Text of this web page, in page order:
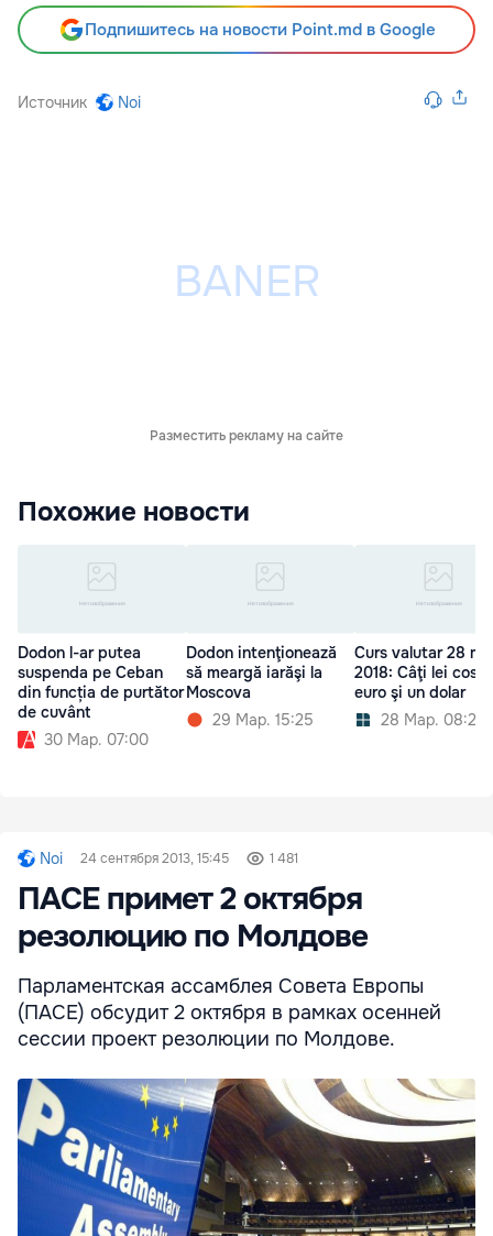
Подпишитесь на новости Point.md в Google
Источник Noi
Разместить рекламу на сайте
Похожие новости
Dodon l-ar putea
suspenda pe Ceban
din funcția de purtător
de cuvânt
30 Мар. 07:00
Dodon intenţionează
să meargă iarăşi la
Moscova
29 Мар. 15:25
Curs valutar 28
2018: Câţi lei
euro şi un dolar
28 Мар. 08:26
Noi 24 сентября 2013, 15:45 1 481
ПАСЕ примет 2 октября
резолюцию по Молдове
Парламентская ассамблея Совета Европы
(ПАСЕ) обсудит 2 октября в рамках осенней
сессии проект резолюции по Молдове.